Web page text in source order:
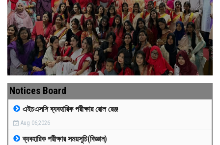
ABOUT US
FACULTIES
ACADEMICS
GALLERY
MEDIA
Notices Board
এইচএসসি ব্যবহারিক পরীক্ষার রোল রেঞ্জ
Aug 06,2026
ব্যবহারিক পরীক্ষার সময়সূচি(বিজ্ঞান)